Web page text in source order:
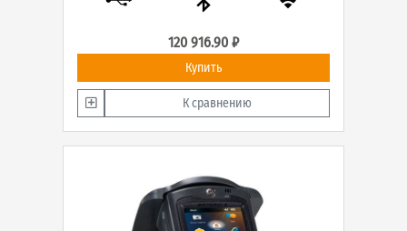
120 916.90 ₽
Купить
К сравнению